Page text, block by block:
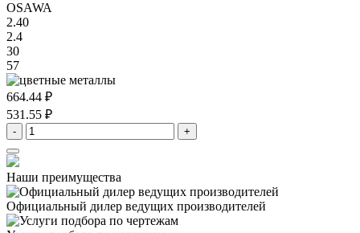
OSAWA
2.40
2.4
30
57
664.44 ₽
531.55 ₽
- +
Наши преимущества
Официальный дилер ведущих производителей